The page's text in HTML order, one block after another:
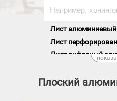
Лист алюминиевый
Лист
Лист рифленый
Полоса / Шина
Плоский